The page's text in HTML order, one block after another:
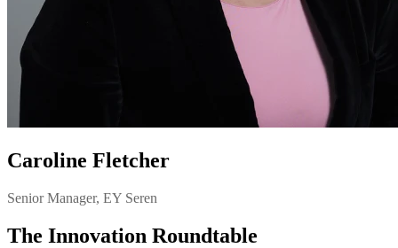
Caroline Fletcher
Senior Manager, EY Seren
The Innovation Roundtable